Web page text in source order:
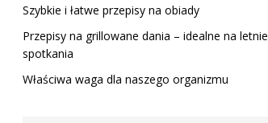
Szybkie i łatwe przepisy na obiady
Przepisy na grillowane dania – idealne na letnie
spotkania
Właściwa waga dla naszego organizmu